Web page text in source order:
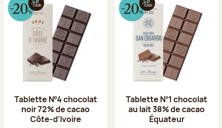
Tablette Nº4 chocolat
noir 72% de cacao
Côte-d'Ivoire
Tablette N°1 chocolat
au lait 38% de cacao
Équateur